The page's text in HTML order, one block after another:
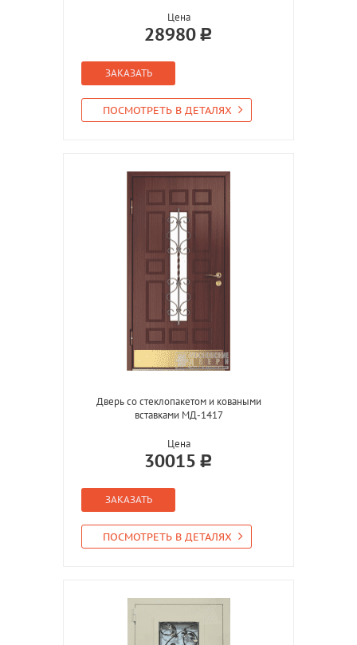
Цена
28980
ЗАКАЗАТЬ
ПОСМОТРЕТЬ В ДЕТАЛЯХ
Дверь со стеклопакетом и коваными
вставками МД-1417
Цена
30015
ЗАКАЗАТЬ
ПОСМОТРЕТЬ В ДЕТАЛЯХ